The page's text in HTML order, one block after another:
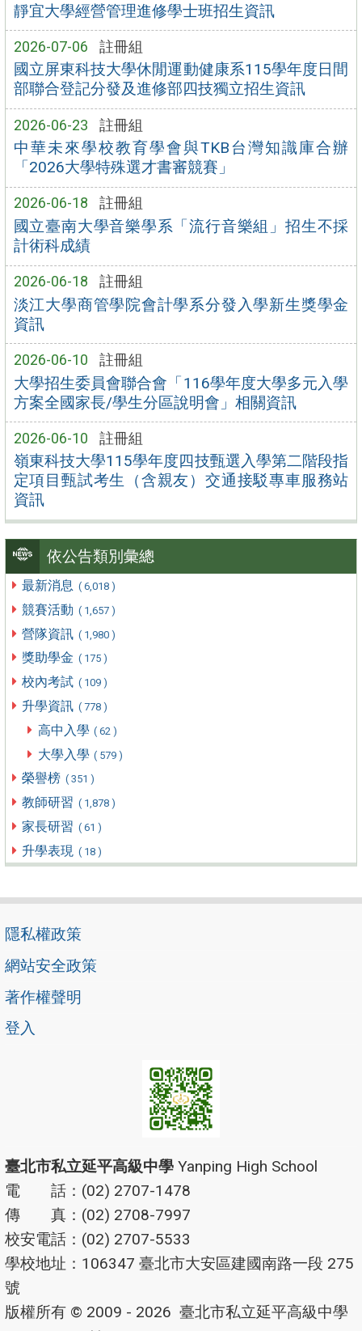
靜宜大學經營管理進修學士班招生資訊
2026-07-06 註冊組
國立屏東科技大學休閒運動健康系115學年度日間
部聯合登記分發及進修部四技獨立招生資訊
2026-06-23 註冊組
中華未來學校教育學會與TKB台灣知識庫合辦
「2026大學特殊選才書審競賽」
2026-06-18 註冊組
國立臺南大學音樂學系「流行音樂組」招生不採
計術科成績
2026-06-18 註冊組
淡江大學商管學院會計學系分發入學新生獎學金
資訊
2026-06-10 註冊組
大學招生委員會聯合會「116學年度大學多元入學
方案全國家長/學生分區說明會」相關資訊
2026-06-10 註冊組
嶺東科技大學115學年度四技甄選入學第二階段指
定項目甄試考生（含親友）交通接駁專車服務站
資訊
依公告類別彙總
最新消息 ( 6,018 )
競賽活動 ( 1,657 )
營隊資訊 ( 1,980 )
獎助學金 ( 175 )
校內考試 ( 109 )
升學資訊 ( 778 )
高中入學 ( 62 )
大學入學 ( 579 )
榮譽榜 ( 351 )
教師研習 ( 1,878 )
家長研習 ( 61 )
升學表現 ( 18 )
隱私權政策
網站安全政策
著作權聲明
登入
臺北市私立延平高級中學 Yanping High School
電 話：(02) 2707-1478
傳 真：(02) 2708-7997
校安電話：(02) 2707-5533
學校地址：106347 臺北市大安區建國南路一段 275
號
版權所有 © 2009 - 2026 臺北市私立延平高級中學